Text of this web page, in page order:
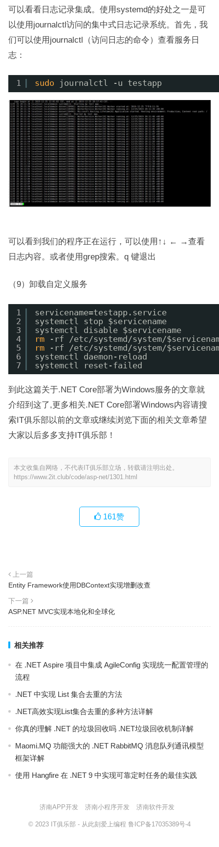
可以看看日志记录集成。使用systemd的好处之一是可
以使用journalctl访问的集中式日志记录系统。首先，我
们可以使用journalctl（访问日志的命令）查看服务日
志：
1 sudo journalctl -u testapp
可以看到我们的程序正在运行，可以使用↑↓ ← →查看
日志内容。或者使用grep搜索。q 键退出
（9）卸载自定义服务
1
2
3
4
5
6
7
servicename=testapp.service
systemctl stop $servicename
systemctl disable $servicename
rm
-rf /etc/systemd/system/
rm
-rf /etc/systemd/system/
systemctl daemon-reload
systemctl reset-failed
到此这篇关于.NET Core部署为Windows服务的文章就
介绍到这了,更多相关.NET Core部署Windows内容请搜
索IT俱乐部以前的文章或继续浏览下面的相关文章希望
大家以后多多支持IT俱乐部！
本文收集自网络，不代表IT俱乐部立场，转载请注明出处。
https://www.2it.club/code/asp-net/1301.html
161赞
上一篇
Entity Framework使用DBContext实现增删改查
下一篇
ASP.NET MVC实现本地化和全球化
相关推荐
在 .NET Aspire 项目中集成 AgileConfig 实现统一配置管理的
流程
.NET 中实现 List 集合去重的方法
.NET高效实现List集合去重的多种方法详解
你真的理解 .NET 的垃圾回收吗 .NET垃圾回收机制详解
Maomi.MQ 功能强大的 .NET RabbitMQ 消息队列通讯模型
框架详解
使用 Hangfire 在 .NET 9 中实现可靠定时任务的最佳实践
济南APP开发 济南小程序开发 济南软件开发
© 2023 IT俱乐部 - 从此刻爱上编程 鲁ICP备17035389号-4